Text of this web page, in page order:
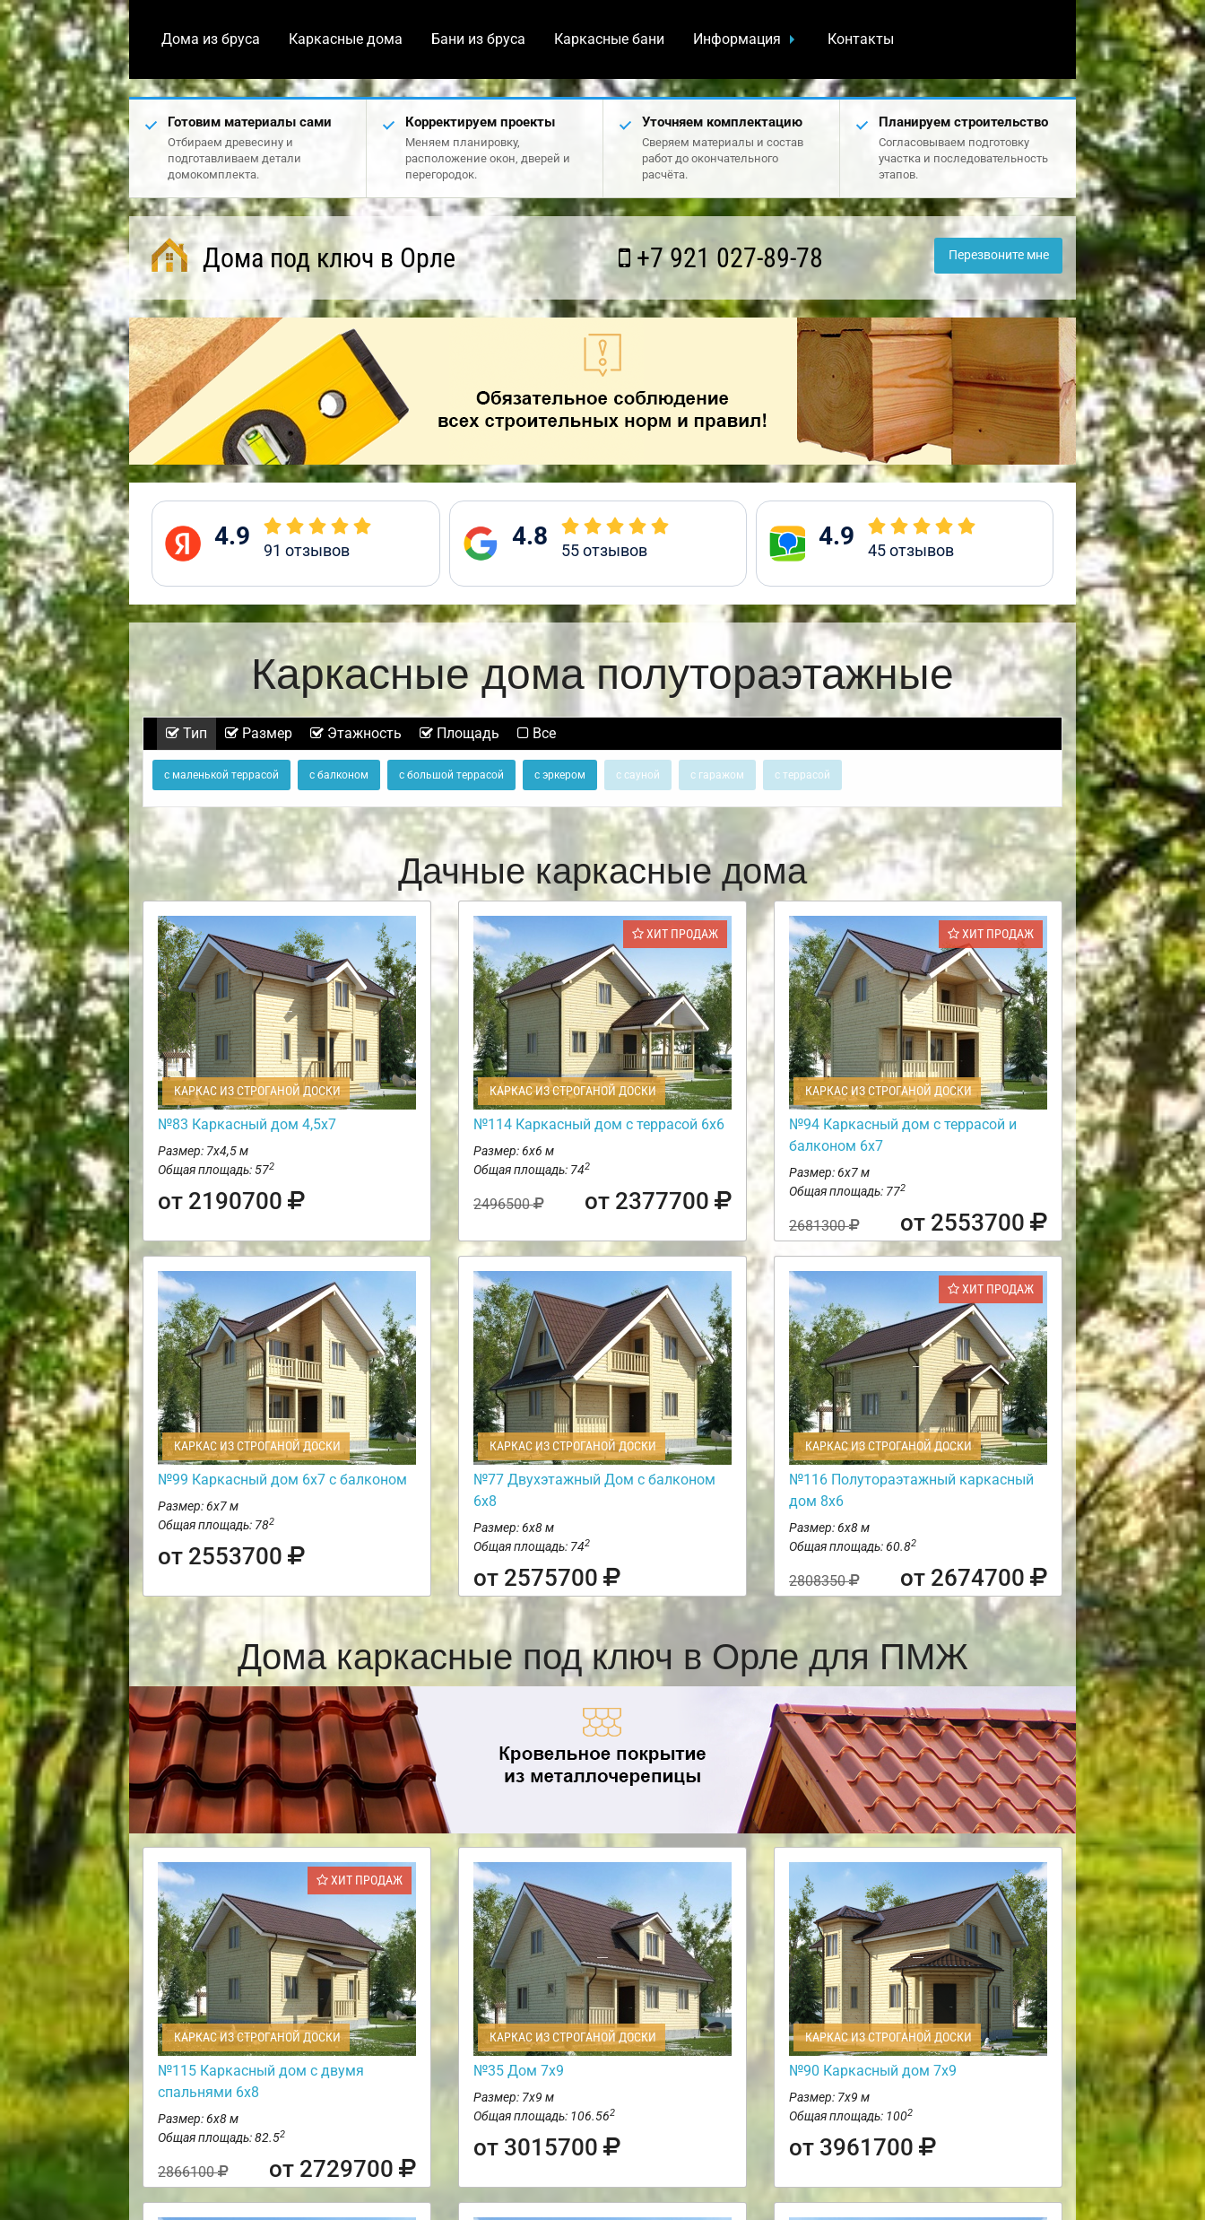
Дома из бруса Каркасные дома Бани из бруса Каркасные бани Информация Контакты
Готовим материалы сами
Отбираем древесину и
подготавливаем детали
домокомплекта.
Корректируем проекты
Меняем планировку,
расположение окон, дверей и
перегородок.
Уточняем комплектацию
Сверяем материалы и состав
работ до окончательного
расчёта.
Планируем строительство
Согласовываем подготовку
участка и последовательность
этапов.
Дома под ключ в Орле +7 921 027-89-78 Перезвоните мне
4.9 91 отзывов 4.8 55отзывов 4.9 45отзывов
Каркасные дома полутораэтажные
Тип Размер Этажность Площадь Все
с маленькой террасой с балконом с большой террасой с эркером с сауной с гаражом с террасой
Дачные каркасные дома
КАРКАС ИЗ СТРОГАНОЙ ДОСКИ
№83 Каркасный дом 4,5х7
Размер: 7х4,5 м
Общая площадь: 572
от 2190700
ХИТ ПРОДАЖ
КАРКАС ИЗ СТРОГАНОЙ ДОСКИ
№114 Каркасный дом с террасой 6х6
Размер: 6х6 м
Общая площадь: 742
2496500 от 2377700
ХИТ ПРОДАЖ
КАРКАС ИЗ СТРОГАНОЙ ДОСКИ
№94 Каркасный дом с террасой и
балконом 6х7
Размер: 6х7 м
Общая площадь: 772
2681300 от 2553700
КАРКАС ИЗ СТРОГАНОЙ ДОСКИ
№99 Каркасный дом 6х7 с балконом
Размер: 6х7 м
Общая площадь: 782
от 2553700
КАРКАС ИЗ СТРОГАНОЙ ДОСКИ
№77 Двухэтажный Дом с балконом
6х8
Размер: 6х8 м
Общая площадь: 742
от 2575700
ХИТ ПРОДАЖ
КАРКАС ИЗ СТРОГАНОЙ ДОСКИ
№116 Полутораэтажный каркасный
дом 8х6
Размер: 6х8 м
Общая площадь: 60.82
2808350 от 2674700
Дома каркасные под ключ в Орле для ПМЖ
ХИТ ПРОДАЖ
КАРКАС ИЗ СТРОГАНОЙ ДОСКИ
№115 Каркасный дом с двумя
спальнями 6х8
Размер: 6х8 м
Общая площадь: 82.52
2866100 от 2729700
КАРКАС ИЗ СТРОГАНОЙ ДОСКИ
№35 Дом 7х9
Размер: 7х9 м
Общая площадь: 106.562
от 3015700
КАРКАС ИЗ СТРОГАНОЙ ДОСКИ
№90 Каркасный дом 7х9
Размер: 7х9 м
Общая площадь: 1002
от 3961700